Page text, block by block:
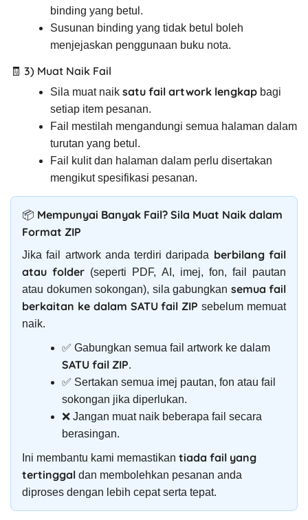
binding yang betul.
Susunan binding yang tidak betul boleh
menjejaskan penggunaan buku nota.
🧾 3) Muat Naik Fail
Sila muat naik satu fail artwork lengkap bagi
setiap item pesanan.
Fail mestilah mengandungi semua halaman dalam
turutan yang betul.
Fail kulit dan halaman dalam perlu disertakan
mengikut spesifikasi pesanan.
📦 Mempunyai Banyak Fail? Sila Muat Naik dalam
Format ZIP
Jika fail artwork anda terdiri daripada berbilang fail
atau folder (seperti PDF, AI, imej, fon, fail pautan
atau dokumen sokongan), sila gabungkan semua fail
berkaitan ke dalam SATU fail ZIP sebelum memuat
naik.
✅ Gabungkan semua fail artwork ke dalam
SATU fail ZIP.
✅ Sertakan semua imej pautan, fon atau fail
sokongan jika diperlukan.
❌ Jangan muat naik beberapa fail secara
berasingan.
Ini membantu kami memastikan tiada fail yang
tertinggal dan membolehkan pesanan anda
diproses dengan lebih cepat serta tepat.